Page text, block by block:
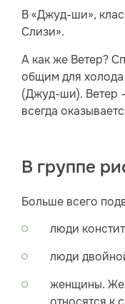
В «Джуд-ши»,
Слизи».
А как же Ветер?
общим для холода
(Джуд-ши). Ветер
всегда
В группе
Больше всего
люди
люди
женщины.